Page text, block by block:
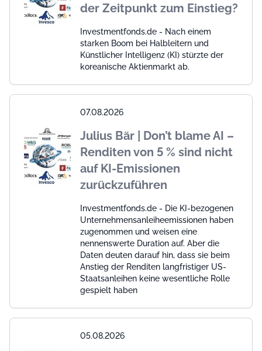
der Zeitpunkt zum Einstieg?
Investmentfonds.de - Nach einem
starken Boom bei Halbleitern und
Künstlicher Intelligenz (KI) stürzte der
koreanische Aktienmarkt ab.
07.08.2026
Julius Bär | Don’t blame AI –
Renditen von 5 % sind nicht
auf KI-Emissionen
zurückzuführen
Investmentfonds.de - Die KI-bezogenen
Unternehmensanleiheemissionen haben
zugenommen und weisen eine
nennenswerte Duration auf. Aber die
Daten deuten darauf hin, dass sie beim
Anstieg der Renditen langfristiger US-
Staatsanleihen keine wesentliche Rolle
gespielt haben
05.08.2026